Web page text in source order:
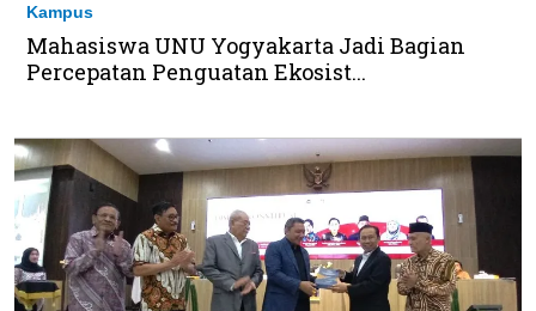
Kampus
Mahasiswa UNU Yogyakarta Jadi Bagian
Percepatan Penguatan Ekosist...